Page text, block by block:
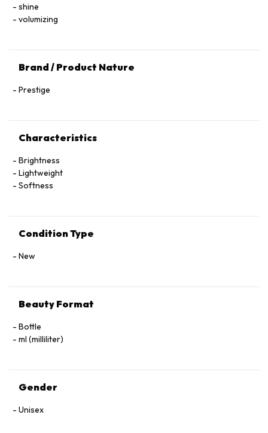
shine
volumizing
Brand / Product Nature
Prestige
Characteristics
Brightness
Lightweight
Softness
Condition Type
New
Beauty Format
Bottle
ml (milliliter)
Gender
Unisex